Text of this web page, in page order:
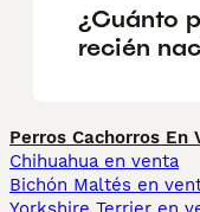
¿Cuánto
recién
Perros Cachorros En
Chihuahua en venta
Bichón Maltés en